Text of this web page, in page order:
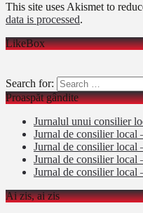
This site uses Akismet to
data is processed.
LikeBox
Search for:
Proaspăt gândite
Jurnalul unui consilier
Jurnal de consilier local
Jurnal de consilier local
Jurnal de consilier local
Jurnal de consilier local
Ai zis, ai zis